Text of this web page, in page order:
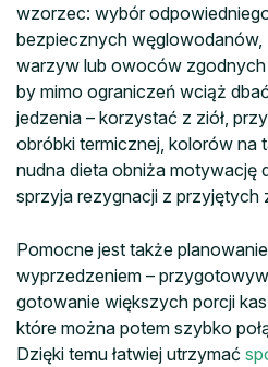
wzorzec: wybór odpowiedniego
bezpiecznych
warzyw lub owoców zgodnych
by mimo ograniczeń wciąż
jedzenia – korzystać z ziół,
obróbki termicznej, kolorów na
nudna dieta obniża motywację
sprzyja rezygnacji z przyjętych
Pomocne jest także
wyprzedzeniem –
gotowanie większych porcji
które można potem szybko
Dzięki temu łatwiej utrzymać